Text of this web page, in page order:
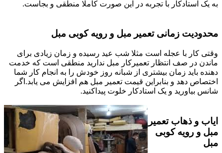
به یک استادکار با تجربه در این صورت کاملا منطقی و بجاست.
محدودیت زمانی تعمیر مبل و رویه کوبی مبل
وقتی کار با عجله است مثلا شب عید رسیده و زمان زیادی برای
ماندن در صف انتظار تعمیرکار مبل ندارید منطقی است که خدمت
دهنده باید زمان بیشتری از شبانه روز خودش را به انجام کار شما
اختصاص دهد و بنابراین قیمت تعمیر مبل هم افزایش می یابد.اگر
شانس بیاورید و یک استادکار خلوت پیداکنید.
ایاب و ذهاب تعمیر
مبل و رویه کوبی
مبل